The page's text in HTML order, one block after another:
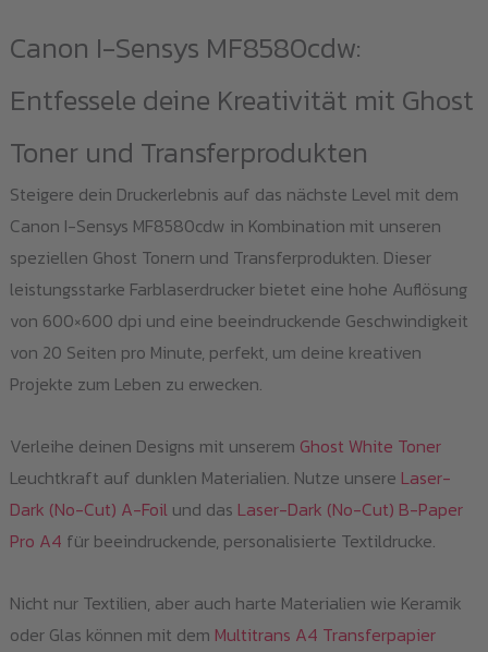
Canon I-Sensys MF8580cdw:
Entfessele deine Kreativität mit Ghost
Toner und Transferprodukten
Steigere dein Druckerlebnis auf das nächste Level mit dem
Canon I-Sensys MF8580cdw in Kombination mit unseren
speziellen Ghost Tonern und Transferprodukten. Dieser
leistungsstarke Farblaserdrucker bietet eine hohe Auflösung
von 600×600 dpi und eine beeindruckende Geschwindigkeit
von 20 Seiten pro Minute, perfekt, um deine kreativen
Projekte zum Leben zu erwecken.
Verleihe deinen Designs mit unserem Ghost White Toner
Leuchtkraft auf dunklen Materialien. Nutze unsere Laser-
Dark (No-Cut) A-Foilund das Laser-Dark (No-Cut) B-Paper
Pro A4 für beeindruckende, personalisierte Textildrucke.
Nicht nur Textilien, aber auch harte Materialien wie Keramik
oder Glas können mit dem Multitrans A4 Transferpapier